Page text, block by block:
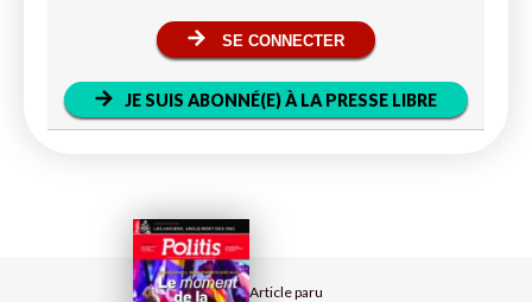
Article paru
SE CONNECTER
JE SUIS ABONNÉ(E) À LA PRESSE LIBRE